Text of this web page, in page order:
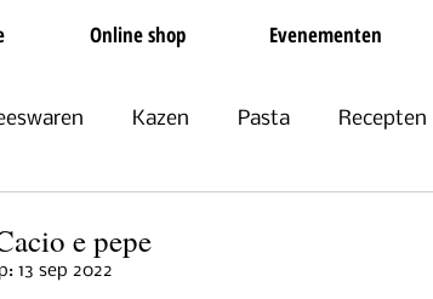
Online shop Evenementen
Kazen Pasta Recepten
e pepe
13 sep 2022